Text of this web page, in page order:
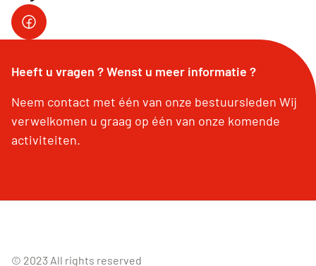
Heeft u vragen ? Wenst u meer informatie ?
Neem contact met één van onze bestuursleden Wij
verwelkomen u graag op één van onze komende
activiteiten.
© 2023 All rights reserved